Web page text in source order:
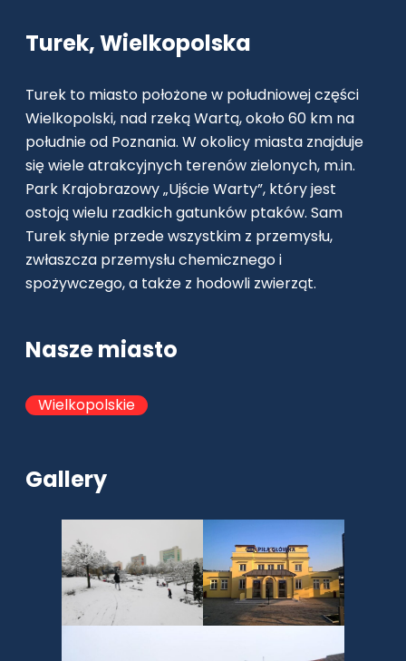
Turek, Wielkopolska
Turek to miasto położone w południowej części
Wielkopolski, nad rzeką Wartą, około 60 km na
południe od Poznania. W okolicy miasta znajduje
się wiele atrakcyjnych terenów zielonych, m.in.
Park Krajobrazowy „Ujście Warty”, który jest
ostoją wielu rzadkich gatunków ptaków. Sam
Turek słynie przede wszystkim z przemysłu,
zwłaszcza przemysłu chemicznego i
spożywczego, a także z hodowli zwierząt.
Nasze miasto
Wielkopolskie
Gallery